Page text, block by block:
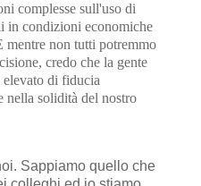
complesse sull'uso di
in condizioni economiche
mentre non tutti potremmo
credo che la gente
elevato di fiducia
nella solidità del nostro
Sappiamo quello che